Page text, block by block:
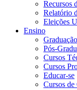
Recursos
Relatório
Eleições
Ensino
Pós-
Cursos
Cursos
Educar-se
Cursos